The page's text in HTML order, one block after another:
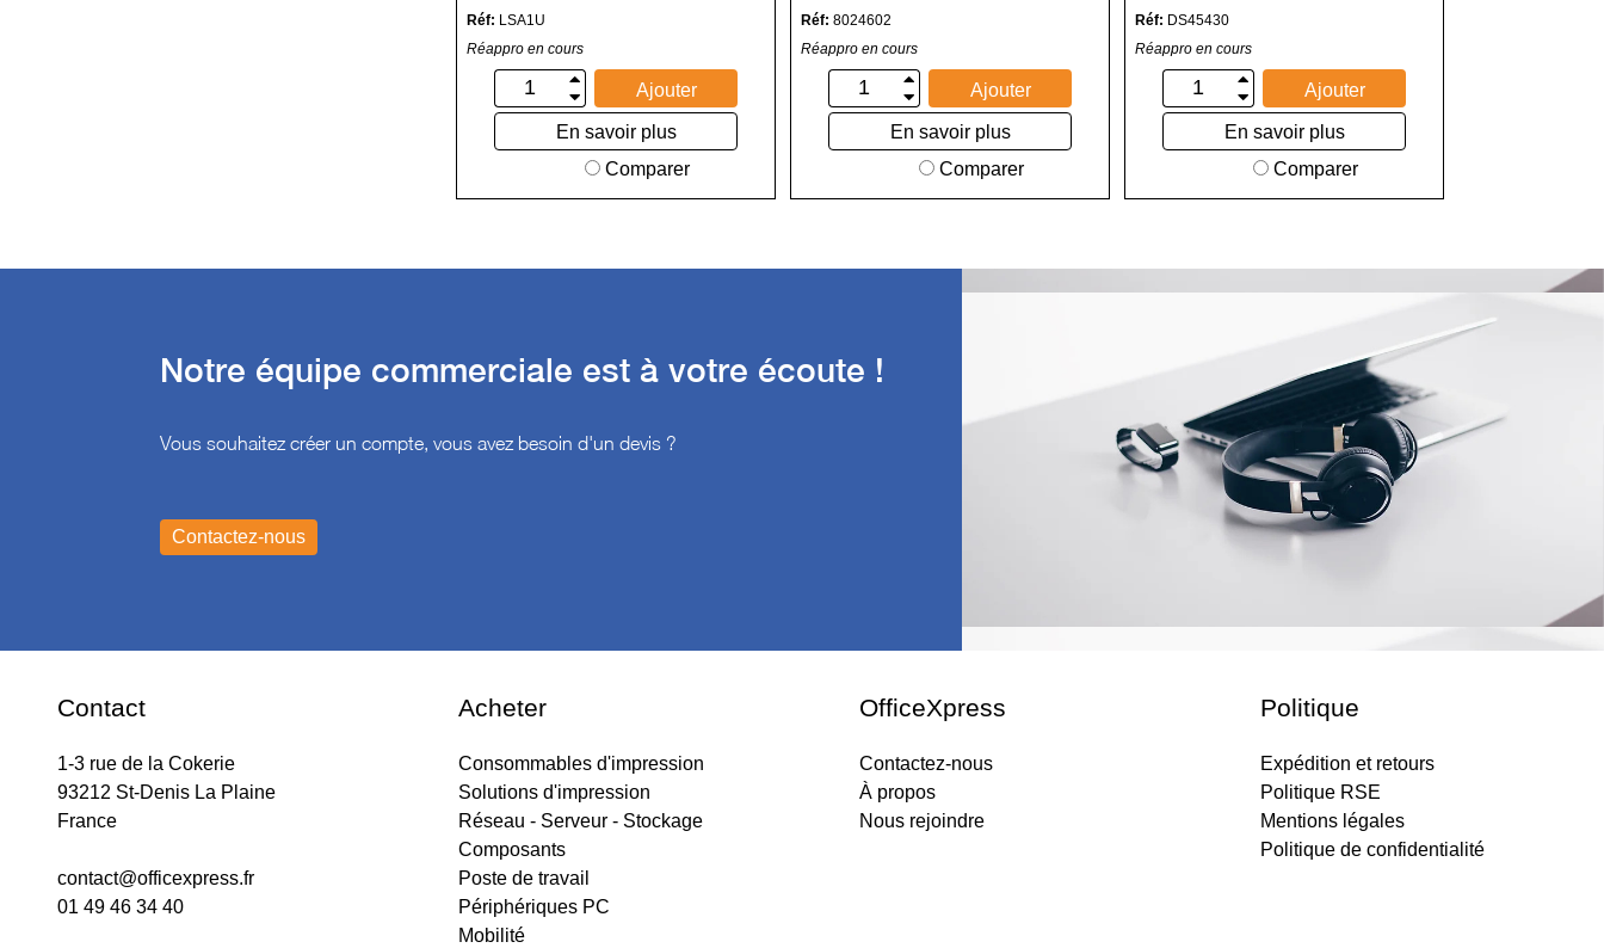
de montage - pour Écran LCD - noir
Réf: LSA1U
Réappro en cours
Ajouter
En savoir plus
Comparer
pour ordinateur portable
Réf: 8024602
Réappro en cours
Ajouter
En savoir plus
Comparer
55" - 0-40 kg - VESA 100x100-400x400
- ajustement en hauteur 11,6 cm - 70°
Réf: DS45430
Réappro en cours
Ajouter
En savoir plus
Comparer
Notre équipe commerciale est à votre écoute !
Vous souhaitez créer un compte, vous avez besoin d'un devis ?
Contact
1-3 rue de la Cokerie
93212 St-Denis La Plaine
France
contact@officexpress.fr
01 49 46 34 40
Acheter
Consommables d'impression
Solutions d'impression
Réseau - Serveur - Stockage
Composants
Poste de travail
Périphériques PC
Mobilité
OfficeXpress
Contactez-nous
À propos
Nous rejoindre
Politique
Expédition et retours
Politique RSE
Mentions légales
Politique de confidentialité